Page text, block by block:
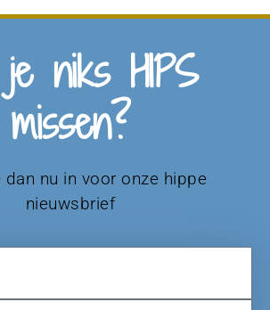
niks HIPS
missen?
dan nu in voor onze hippe
nieuwsbrief